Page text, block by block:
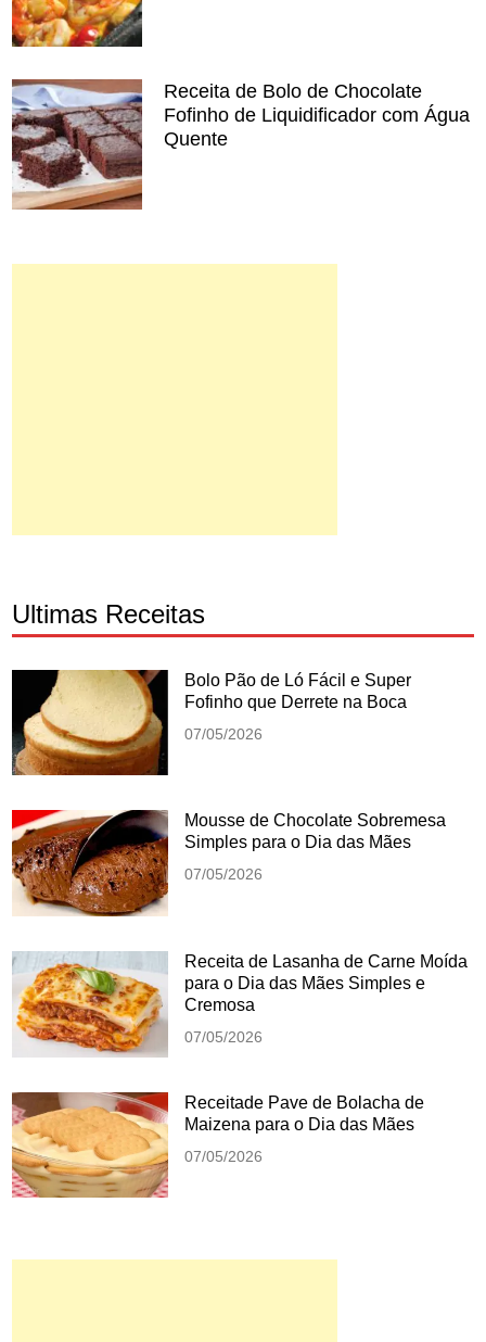
Receita de Bolo de Chocolate
Fofinho de Liquidificador com Água
Quente
Ultimas Receitas
Bolo Pão de Ló Fácil e Super
Fofinho que Derrete na Boca
07/05/2026
Mousse de Chocolate Sobremesa
Simples para o Dia das Mães
07/05/2026
Receita de Lasanha de Carne Moída
para o Dia das Mães Simples e
Cremosa
07/05/2026
Receitade Pave de Bolacha de
Maizena para o Dia das Mães
07/05/2026